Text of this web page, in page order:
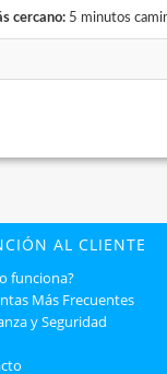
cercano: 5 minutos
AL CLIENTE
funciona?
Más Frecuentes
y Seguridad